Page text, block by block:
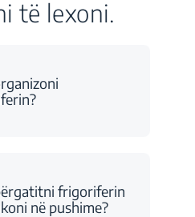
të lexoni.
frigoriferin
në pushime?